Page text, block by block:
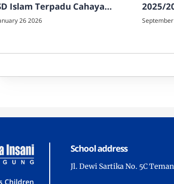
Islam Terpadu Cahaya
Temanggung
26 2026
2025/
Children
School address
Jl. Dewi Sartika No. 5C